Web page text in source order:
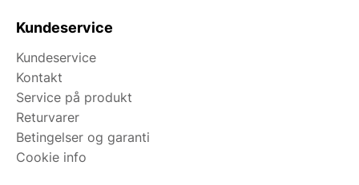
Kundeservice
Kundeservice
Kontakt
Service på produkt
Returvarer
Betingelser og garanti
Cookie info